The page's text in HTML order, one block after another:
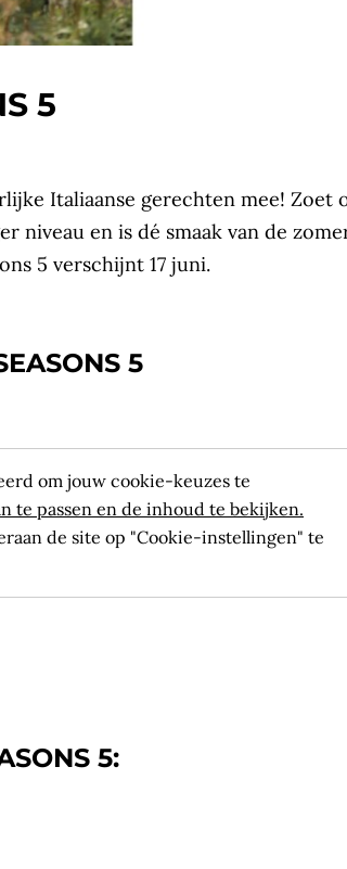
5
Italiaanse gerechten mee! Zoet
niveau en is dé smaak van de
5 verschijnt 17 juni.
5
om jouw cookie-keuzes te
te passen en de inhoud te bekijken.
de site op "Cookie-instellingen" te
5: